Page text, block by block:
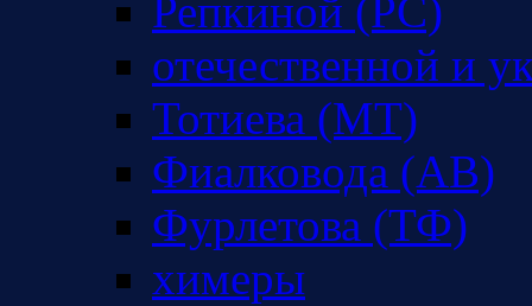
Репкиной (РС)
отечественной и
Тотиева (МТ)
Фиалковода (АВ)
Фурлетова (ТФ)
химеры